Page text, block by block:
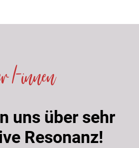
/-innen
uns über sehr
Resonanz!